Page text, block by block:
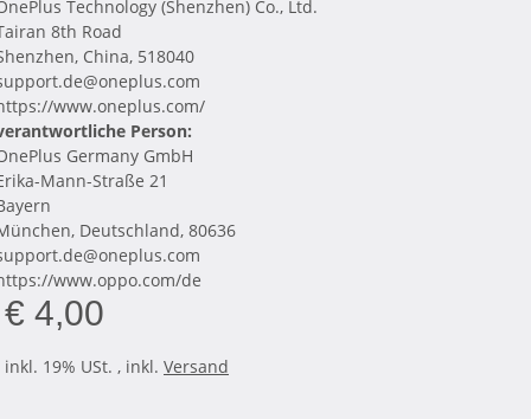
Technology (Shenzhen) Co., Ltd.
8th Road
China, 518040
www.oneplus.com/
Person:
Germany GmbH
Mann-Straße 21
Deutschland, 80636
www.oppo.com/de
€ 4,00
inkl. 19% USt. , inkl. Versand